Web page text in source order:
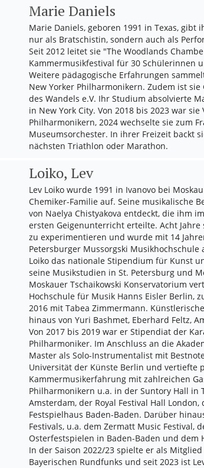
Marie Daniels
Marie Daniels, geboren 1991 in Texas,
nur als Bratschistin, sondern auch als
Seit 2012 leitet sie "The Woodlands
Kammermusikfestival für 30 Schülerinnen
Weitere pädagogische Erfahrungen
New Yorker Philharmonikern. Zudem ist
des Wandels e.V. Ihr Studium absolvierte
in New York City. Von 2018 bis 2023 war
Philharmonikern, 2024 wechselte sie zum
Museumsorchester. In ihrer Freizeit backt
nächsten Triathlon oder Marathon.
Loiko, Lev
Lev Loiko wurde 1991 in Ivanovo bei
Chemiker-Familie auf. Seine musikalische
von Naelya Chistyakova entdeckt, die ihm
ersten Geigenunterricht erteilte. Acht
zu experimentieren und wurde mit 14
Petersburger Mussorgski Musikhochschule
Loiko das nationale Stipendium für Kunst
seine Musikstudien in St. Petersburg und
Moskauer Tschaikowski Konservatorium
Hochschule für Musik Hanns Eisler Berlin,
2016 mit Tabea Zimmermann.
hinaus von Yuri Bashmet, Eberhard Feltz,
Von 2017 bis 2019 war er Stipendiat der
Philharmoniker. Im Anschluss an die
Master als Solo-Instrumentalist mit
Universität der Künste Berlin und vertiefte
Kammermusikerfahrung mit zahlreichen
Philharmonikern u.a. in der Suntory Hall in
Amsterdam, der Royal Festival Hall
Festspielhaus Baden-Baden. Darüber
Festivals, u.a. dem Zermatt Music Festival,
Osterfestspielen in Baden-Baden und dem
In der Saison 2022/23 spielte er als
Bayerischen Rundfunks und seit 2023 ist